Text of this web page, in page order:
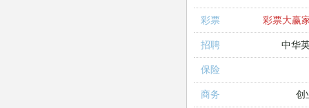
彩票 彩票大赢
招聘 中华
保险
商务 创